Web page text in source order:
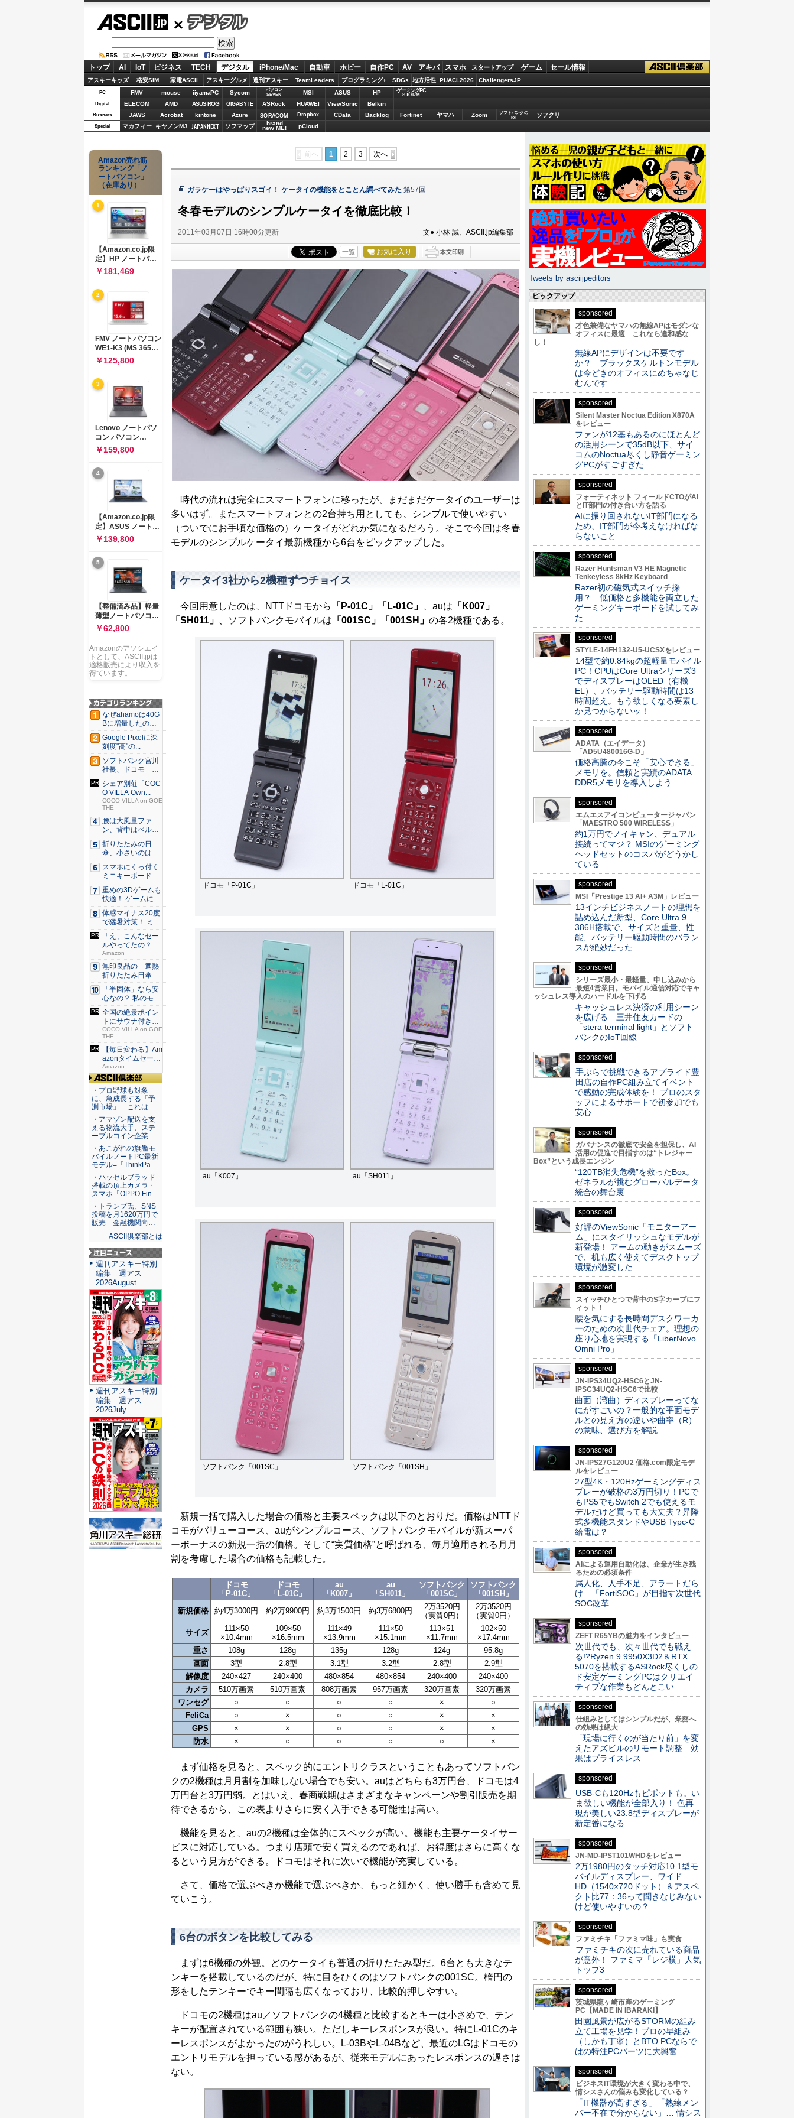
デジタル
トップ AI IoT ビジネス TECH デジタル iPhone/Mac 自動車 ホビー 自作PC AV アキバ スマホ スタートアップ ゲーム セール情報
アスキーキッズ 格安SIM 家電ASCII アスキーグルメ 週刊アスキー TeamLeaders プログラミング+ SDGs 地方活性 PUACL2026 ChallengersJP
PC FMV mouse iiyamaPC Sycom
パソコン
SEVEN
MSI ASUS HP ゲーミングPC
STORM
Digital ELECOM AMD ASUS ROG GIGABYTE ASRock HUAWEI ViewSonic Belkin
Business JAWS Acrobat kintone Azure SORACOM Dropbox CData Backlog Fortinet ヤマハ Zoom
ソフトバンクの
IoT
ソフクリ
Special マカフィー キヤノンMJ JAPANNEXT ソフマップ brand
new ME! pCloud
前へ 1 2 3 次へ
ガラケーはやっぱりスゴイ！ ケータイの機能をとことん調べてみた 第57回
冬春モデルのシンプルケータイを徹底比較！
2011年03月07日 16時00分更新 文● 小林 誠、ASCII.jp編集部
一覧 お気に入り
時代の流れは完全にスマートフォンに移ったが、まだまだケータイのユーザーは
多いはず。またスマートフォンとの2台持ち用としても、シンプルで使いやすい
（ついでにお手頃な価格の）ケータイがどれか気になるだろう。そこで今回は冬春
モデルのシンプルケータイ最新機種から6台をピックアップした。
ケータイ3社から2機種ずつチョイス
今回用意したのは、NTTドコモから 「P-01C」「L-01C」 、auは 「K007」
「SH011」
、ソフトバンクモバイルは 「001SC」「001SH」 の各2機種である。
ドコモ「P-01C」 ドコモ「L-01C」
au「K007」 au「SH011」
ソフトバンク「001SC」 ソフトバンク「001SH」
新規一括で購入した場合の価格と主要スペックは以下のとおりだ。価格はNTTド
コモがバリューコース、auがシンプルコース、ソフトバンクモバイルが新スーパ
ーボーナスの新規一括の価格。そして“実質価格”と呼ばれる、毎月適用される月月
割を考慮した場合の価格も記載した。
ドコモ
「P-01C」
ドコモ
「L-01C」
au
「K007」
au
「SH011」
ソフトバンク
「001SC」
ソフトバンク
「001SH」
新規価格
約4万3000円 約2万9900円 約3万1500円 約3万6800円
2万3520円
（実質0円）
2万3520円
（実質0円）
サイズ
111×50
×10.4mm
109×50
×16.5mm
111×49
×13.9mm
111×50
×15.1mm
113×51
×11.7mm
102×50
×17.4mm
重さ
108g 128g 135g 128g 124g
95.8g
画面
3型 2.8型 3.1型 3.2型 2.8型
2.9型
解像度
240×427 240×400 480×854 480×854 240×400
240×400
カメラ
510万画素 510万画素 808万画素 957万画素 320万画素
320万画素
ワンセグ
○ ○ ○ ○ ×
○
FeliCa
○ × ○ ○ ×
×
GPS
× × ○ ○ ×
×
防水
× ○ ○ ○ ○ ×
まず価格を見ると、スペック的にエントリクラスということもあってソフトバン
クの2機種は月月割を加味しない場合でも安い。auはどちらも3万円台、ドコモは4
万円台と3万円弱。とはいえ、春商戦期はさまざまなキャンペーンや割引販売を期
待できるから、この表よりさらに安く入手できる可能性は高い。
機能を見ると、auの2機種は全体的にスペックが高い。機能も主要ケータイサー
ビスに対応している。つまり店頭で安く買えるのであれば、お得度はさらに高くな
るという見方ができる。ドコモはそれに次いで機能が充実している。
さて、価格で選ぶべきか機能で選ぶべきか、もっと細かく、使い勝手も含めて見
ていこう。
6台のボタンを比較してみる
まずは6機種の外観。どのケータイも普通の折りたたみ型だ。6台とも大きなテ
ンキーを搭載しているのだが、特に目をひくのはソフトバンクの001SC。楕円の
形をしたテンキーでキー間隔も広くなっており、比較的押しやすい。
ドコモの2機種はau／ソフトバンクの4機種と比較するとキーは小さめで、テン
キーが配置されている範囲も狭い。ただしキーレスポンスが良い。特にL-01Cのキ
ーレスポンスがよかったのがうれしい。L-03BやL-04Bなど、最近のLGはドコモの
エントリモデルを担っている感があるが、従来モデルにあったレスポンスの遅さは
ない。
Amazon売れ筋
ランキング「ノ
ートパソコン」
（在庫あり）
1
【Amazon.co.jp限
定】HP ノートパソ
コン 15-fd 15.6イン
チ インテル Core 5
120U メモリ16GB
SSD512GB
Windows 11
Microsoft Office
2024搭載 WPS
Office搭載 カメラシ
ャッター 指紋認証 薄
型 Copilotキー搭載
ナチュラルシルバー
￥181,469
2
FMV ノートパソコン
WE1-K3 (MS 365
Personal/Copilotキ
ー搭載/Win 11/15.6
型/Core
i5/16GB/SSD
512GB/ホワイト)
FMVWK3E15W_AZ
￥125,800
3
Lenovo ノートパソ
コン パソコン
IdeaPad Slim 3 14.0
インチ AMD
Ryzen™ 5 8640HS
メモリ16GB
SSD512GB
Microsoft 365 試用
版 Windows11 バッ
テリー駆動12.6時間
重量1.39kg ルナグレ
ー 83K9003JJP ノー
トPC
￥159,800
4
【Amazon.co.jp限
定】ASUS ノートパ
ソコン Vivobook 15
M1502NAQ 15.6イ
ンチ AMD Ryzen 7
170 メモリ16GB
SSD 512GB
Microsoft 365
Personal (24か月版)
搭載 Windows 11 重
量1.7kg Wi-Fi 6E ク
ワイエットブルー
M1502NAQ-
￥139,800
5
【整備済み品】軽量
薄型ノートパソコン
dynabook G83 ■
13.3型
FHD(1920x1080) -
高性能第11世代Core
i5-1135G7 - メモリ
16GB - SSD 256GB
USB Type-C - MS
Office 2021 - Win11
搭載
￥62,800
Amazonのアソシエイ
トとして、ASCII.jpは
適格販売により収入を
得ています。
なぜahamoは40G
Bに増量したの
か ...
Google Pixelに深
刻度"高"の...
ソフトバンク宮川
社長、ドコモ「ah
amo...
シェア別荘「COC
O VILLA Own...
COCO VILLA on GOE
THE
腰は大風量ファ
ン、背中はペルチ
ェ冷却。ダ...
折りたたみの日
傘、小さいのは困
る！ それ...
スマホにくっ付く
ミニキーボード！
触ってわ...
重めの3Dゲームも
快適！ ゲームに強
いH...
体感マイナス20度
で猛暑対策！ ミズ
ノの...
「え、こんなセー
ルやってたの？」
80％O...
Amazon
無印良品の「遮熱
折りたたみ日傘」
約160...
「半固体」なら安
心なの？ 私のモバ
イルバ...
全国の絶景ポイン
トにサウナ付きの
シェア別...
COCO VILLA on GOE
THE
【毎日変わる】Am
azonタイムセール
が...
Amazon
ASCII倶楽部
・プロ野球も対象
に、急成長する「予
測市場」 これは…
・アマゾン配送を支
える物流大手、ステ
ーブルコイン企業…
・あこがれの旗艦モ
バイルノートPC最新
モデル=「ThinkPa…
・ハッセルブラッド
搭載の頂上カメラ・
スマホ「OPPO Fin…
・トランプ氏、SNS
投稿を月1620万円で
販売 金融機関向…
ASCII倶楽部とは
注目ニュース
週刊アスキー特別
編集 週アス
2026August
週刊アスキー特別
編集 週アス
2026July
Tweets by asciijpeditors
ピックアップ
sponsored
才色兼備なヤマハの無線APはモダンな
オフィスに最適 これなら違和感な
し！
無線APにデザインは不要です
か？ ブラックスケルトンモデル
は今どきのオフィスにめちゃなじ
むんです
sponsored
Silent Master Noctua Edition X870A
をレビュー
ファンが12基もあるのにほとんど
の活用シーンで35dB以下、サイ
コムのNoctua尽くし静音ゲーミン
グPCがすごすぎた
sponsored
フォーティネット フィールドCTOがAI
とIT部門の付き合い方を語る
AIに振り回されないIT部門になる
ため、IT部門が今考えなければな
らないこと
sponsored
Razer Huntsman V3 HE Magnetic
Tenkeyless 8kHz Keyboard
Razer初の磁気式スイッチ採
用？ 低価格と多機能を両立した
ゲーミングキーボードを試してみ
た
sponsored
STYLE-14FH132-U5-UCSXをレビュー
14型で約0.84kgの超軽量モバイル
PC！CPUはCore Ultraシリーズ3
でディスプレーはOLED（有機
EL）、バッテリー駆動時間は13
時間超え。もう欲しくなる要素し
か見つからないッ！
sponsored
ADATA（エイデータ）
「AD5U480016G-D」
価格高騰の今こそ「安心できる」
メモリを。信頼と実績のADATA
DDR5メモリを導入しよう
sponsored
エムエスアイコンピュータージャパン
「MAESTRO 500 WIRELESS」
約1万円でノイキャン、デュアル
接続ってマジ？ MSIのゲーミング
ヘッドセットのコスパがどうかし
ている
sponsored
MSI「Prestige 13 AI+ A3M」レビュー
13インチビジネスノートの理想を
詰め込んだ新型、Core Ultra 9
386H搭載で、サイズと重量、性
能、バッテリー駆動時間のバラン
スが絶妙だった
sponsored
シリーズ最小・最軽量、申し込みから
最短4営業日。モバイル通信対応でキャ
ッシュレス導入のハードルを下げる
キャッシュレス決済の利用シーン
を広げる 三井住友カードの
「stera terminal light」とソフト
バンクのIoT回線
sponsored
手ぶらで挑戦できるアプライド豊
田店の自作PC組み立てイベント
で感動の完成体験を！ プロのスタ
ッフによるサポートで初参加でも
安心
sponsored
ガバナンスの徹底で安全を担保し、AI
活用の促進で目指すのは“トレジャー
Box”という成長エンジン
“120TB消失危機”を救ったBox。
ゼネラルが挑むグローバルデータ
統合の舞台裏
sponsored
好評のViewSonic「モニターアー
ム」にスタイリッシュなモデルが
新登場！ アームの動きがスムーズ
で、机も広く使えてデスクトップ
環境が激変した
sponsored
スイッチひとつで背中のS字カーブにフ
ィット！
腰を気にする長時間デスクワーカ
ーのための次世代チェア。理想の
座り心地を実現する「LiberNovo
Omni Pro」
sponsored
JN-IPS34UQ2-HSC6とJN-
IPSC34UQ2-HSC6で比較
曲面（湾曲）ディスプレーってな
にがすごいの？一般的な平面モデ
ルとの見え方の違いや曲率（R）
の意味、選び方を解説
sponsored
JN-IPS27G120U2 価格.com限定モデ
ルをレビュー
27型4K・120Hzゲーミングディス
プレーが破格の3万円切り！PCで
もPS5でもSwitch 2でも使えるモ
デルだけど買っても大丈夫？昇降
式多機能スタンドやUSB Typc-C
給電は？
sponsored
AIによる運用自動化は、企業が生き残
るための必須条件
属人化、人手不足、アラートだら
け 「FortiSOC」が目指す次世代
SOC改革
sponsored
ZEFT R65YBの魅力をインタビュー
次世代でも、次々世代でも戦え
る!?Ryzen 9 9950X3D2＆RTX
5070を搭載するASRock尽くしの
ド安定ゲーミングPCはクリエイ
ティブな作業もどんとこい
sponsored
仕組みとしてはシンプルだが、業務へ
の効果は絶大
「現場に行くのが当たり前」を変
えたアズビルのリモート調整 効
果はプライスレス
sponsored
USB-Cも120Hzもピボットも。い
ま欲しい機能が全部入り！ 色再
現が美しい23.8型ディスプレーが
新定番になる
sponsored
JN-MD-IPST101WHDをレビュー
2万1980円のタッチ対応10.1型モ
バイルディスプレー、ワイド
HD（1540×720ドット）＆アスペ
クト比77：36って聞きなじみない
けど使いやすいの？
sponsored
ファミチキ「ファミマ味」も実食
ファミチキの次に売れている商品
が意外！ ファミマ「レジ横」人気
トップ3
sponsored
茨城県龍ヶ崎市産のゲーミング
PC【MADE IN IBARAKI】
田園風景が広がるSTORMの組み
立て工場を見学！プロの早組み
（しかも丁寧）とBTO PCならで
はの特注PCパーツに大興奮
sponsored
ビジネスIT環境が大きく変わる中で、
情シスさんの悩みも変化している？
「IT機器が高すぎる」「熟練メン
バー不在で分からない」… 情シス